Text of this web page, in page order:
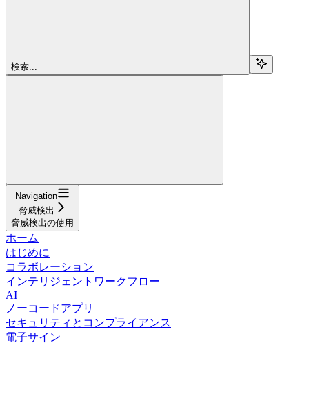
検索...
Navigation
脅威検出
脅威検出の使用
ホーム
はじめに
コラボレーション
インテリジェントワークフロー
AI
ノーコードアプリ
セキュリティとコンプライアンス
電子サイン